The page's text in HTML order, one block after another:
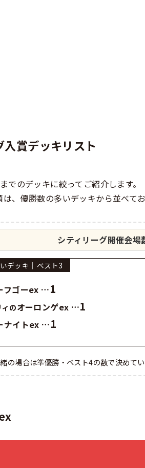
入賞デッキリスト
までのデッキに絞ってご紹介します。
、優勝数の多いデッキから並べてお
シティリーグ開催会場
デッキ｜ベスト3
フゴーex …1
のオーロンゲex …1
ナイトex …1
の場合は準優勝・ベスト4の数で決めてい